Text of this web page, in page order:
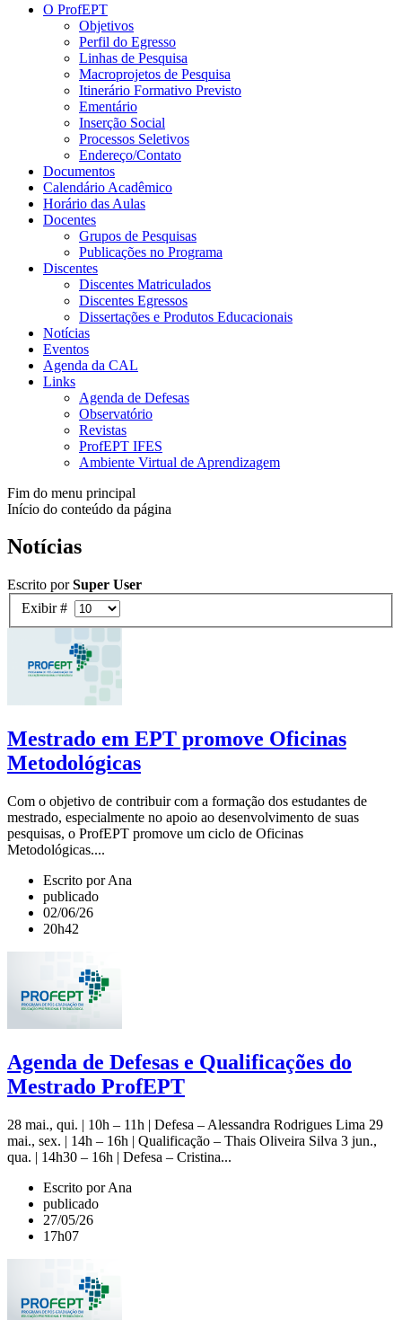
O ProfEPT
Objetivos
Perfil do Egresso
Linhas de Pesquisa
Macroprojetos de Pesquisa
Itinerário Formativo Previsto
Ementário
Inserção Social
Processos Seletivos
Endereço/Contato
Documentos
Calendário Acadêmico
Horário das Aulas
Docentes
Grupos de Pesquisas
Publicações no Programa
Discentes
Discentes Matriculados
Discentes Egressos
Dissertações e Produtos Educacionais
Notícias
Eventos
Agenda da CAL
Links
Agenda de Defesas
Observatório
Revistas
ProfEPT IFES
Ambiente Virtual de Aprendizagem
Fim do menu principal
Início do conteúdo da página
Notícias
Escrito porSuper User
Exibir #
Mestrado em EPT promove Oficinas
Metodológicas
Com o objetivo de contribuir com a formação dos estudantes de
mestrado, especialmente no apoio ao desenvolvimento de suas
pesquisas, o ProfEPT promove um ciclo de Oficinas
Metodológicas....
Escrito por Ana
publicado
02/06/26
20h42
Agenda de Defesas e Qualificações do
Mestrado ProfEPT
28 mai., qui. | 10h – 11h | Defesa – Alessandra Rodrigues Lima 29
mai., sex. | 14h – 16h | Qualificação – Thais Oliveira Silva 3 jun.,
qua. | 14h30 – 16h | Defesa – Cristina...
Escrito por Ana
publicado
27/05/26
17h07